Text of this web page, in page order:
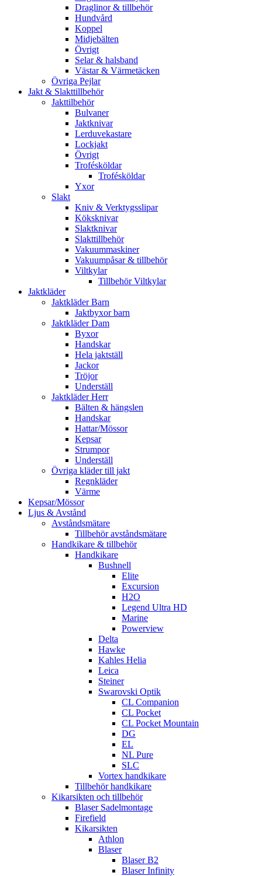
Draglinor & tillbehör
Hundvård
Koppel
Midjebälten
Övrigt
Selar & halsband
Västar & Värmetäcken
Övriga Pejlar
Jakt & Slakttillbehör
Jakttilbehör
Bulvaner
Jaktknivar
Lerduvekastare
Lockjakt
Övrigt
Trofésköldar
Trofésköldar
Yxor
Slakt
Kniv & Verktygsslipar
Köksknivar
Slaktknivar
Slakttillbehör
Vakuummaskiner
Vakuumpåsar & tillbehör
Viltkylar
Tillbehör Viltkylar
Jaktkläder
Jaktkläder Barn
Jaktbyxor barn
Jaktkläder Dam
Byxor
Handskar
Hela jaktställ
Jackor
Tröjor
Underställ
Jaktkläder Herr
Bälten & hängslen
Handskar
Hattar/Mössor
Kepsar
Strumpor
Underställ
Övriga kläder till jakt
Regnkläder
Värme
Kepsar/Mössor
Ljus & Avstånd
Avståndsmätare
Tillbehör avståndsmätare
Handkikare & tillbehör
Handkikare
Bushnell
Elite
Excursion
H2O
Legend Ultra HD
Marine
Powerview
Delta
Hawke
Kahles Helia
Leica
Steiner
Swarovski Optik
CL Companion
CL Pocket
CL Pocket Mountain
DG
EL
NL Pure
SLC
Vortex handkikare
Tillbehör handkikare
Kikarsikten och tillbehör
Blaser Sadelmontage
Firefield
Kikarsikten
Athlon
Blaser
Blaser B2
Blaser Infinity